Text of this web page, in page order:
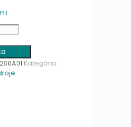
Kategória: